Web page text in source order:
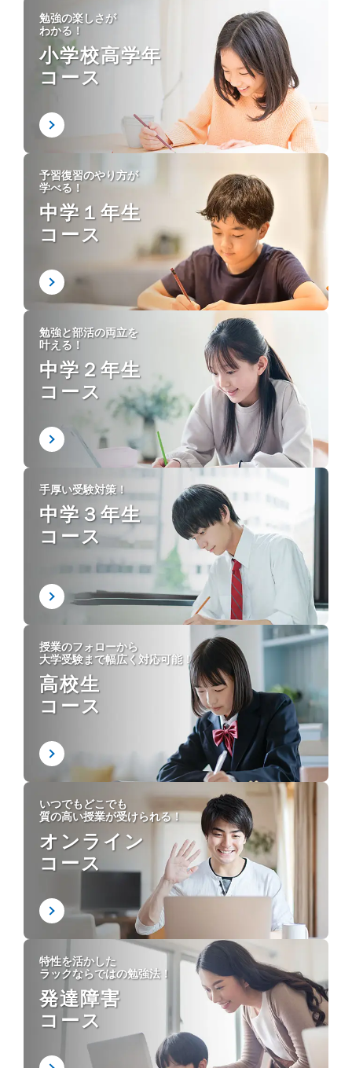
勉強の楽しさが
わかる！
小学校高学年
コース
予習復習のやり方が
学べる！
中学１年生
コース
勉強と部活の両立を
叶える！
中学２年生
コース
手厚い受験対策！
中学３年生
コース
授業のフォローから
大学受験まで幅広く対応可能！
高校生
コース
いつでもどこでも
質の高い授業が受けられる！
オンライン
コース
特性を活かした
ラックならではの勉強法！
発達障害
コース